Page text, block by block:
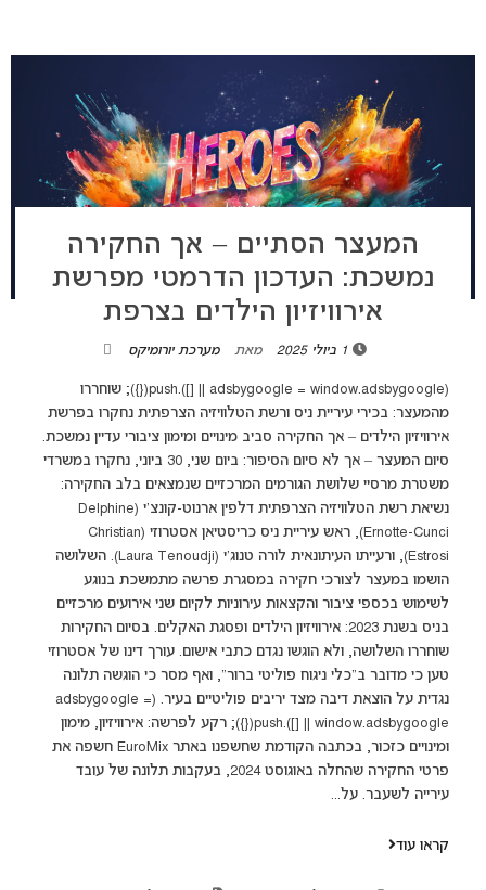
המעצר הסתיים – אך החקירה
נמשכת: העדכון הדרמטי מפרשת
אירוויזיון הילדים בצרפת
מאת מערכת יורומיקס
(adsbygoogle = window.adsbygoogle || []).push({}); שוחררו
מהמעצר: בכירי עיריית ניס ורשת הטלוויזיה הצרפתית נחקרו בפרשת
אירוויזיון הילדים – אך החקירה סביב מינויים ומימון ציבורי עדיין נמשכת.
סיום המעצר – אך לא סיום הסיפור: ביום שני, 30 ביוני, נחקרו במשרדי
משטרת מרסיי שלושת הגורמים המרכזיים שנמצאים בלב החקירה:
נשיאת רשת הטלוויזיה הצרפתית דלפין ארנוט-קונצ'י (Delphine
Ernotte-Cunci), ראש עיריית ניס כריסטיאן אסטרוזי (Christian
Estrosi), ורעייתו העיתונאית לורה טנוג'י (Laura Tenoudji). השלושה
הושמו במעצר לצורכי חקירה במסגרת פרשה מתמשכת בנוגע
לשימוש בכספי ציבור והקצאות עירוניות לקיום שני אירועים מרכזיים
בניס בשנת 2023: אירוויזיון הילדים ופסגת האקלים. בסיום החקירות
שוחררו השלושה, ולא הוגשו נגדם כתבי אישום. עורך דינו של אסטרוזי
טען כי מדובר ב"כלי ניגוח פוליטי ברור", ואף מסר כי הוגשה תלונה
נגדית על הוצאת דיבה מצד יריבים פוליטיים בעיר. (adsbygoogle =
window.adsbygoogle || []).push({}); רקע לפרשה: אירוויזיון, מימון
ומינויים כזכור, בכתבה הקודמת שחשפנו באתר EuroMix חשפה את
פרטי החקירה שהחלה באוגוסט 2024, בעקבות תלונה של עובד
עירייה לשעבר. על...
קראו עוד